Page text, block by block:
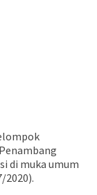
di muka umum
2020).